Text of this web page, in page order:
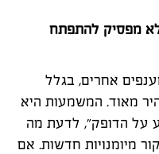
מפסיק להתפתח
אחרים, בגלל
מאוד. המשמעות היא
על הדופק״, לדעת מה
מיומנויות חדשות. אם